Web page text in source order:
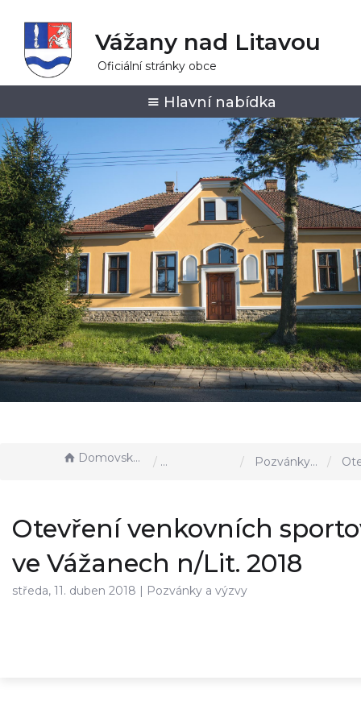
Vážany nad Litavou
Oficiální stránky obce
Hlavní nabídka
Domovská stránka Aktuality, akce u nás Pozvánky a výzvy Otevření
Otevření venkovních
ve Vážanech n/Lit. 2018
středa, 11. duben 2018 | Pozvánky a výzvy